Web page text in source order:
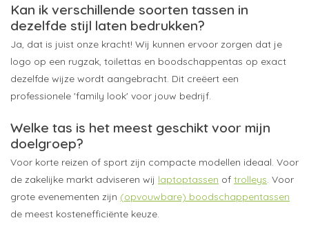
Kan ik verschillende soorten tassen in
dezelfde stijl laten bedrukken?
Ja, dat is juist onze kracht! Wij kunnen ervoor zorgen dat je
logo op een rugzak, toilettas en boodschappentas op exact
dezelfde wijze wordt aangebracht. Dit creëert een
professionele 'family look' voor jouw bedrijf.
Welke tas is het meest geschikt voor mijn
doelgroep?
Voor korte reizen of sport zijn compacte modellen ideaal. Voor
de zakelijke markt adviseren wij laptoptassen of trolleys. Voor
grote evenementen zijn (opvouwbare) boodschappentassen
de meest kostenefficiënte keuze.